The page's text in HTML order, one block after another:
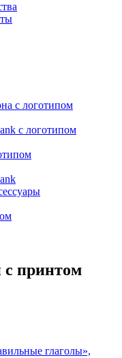
с логотипом
с логотипом
принтом
глаголы»,